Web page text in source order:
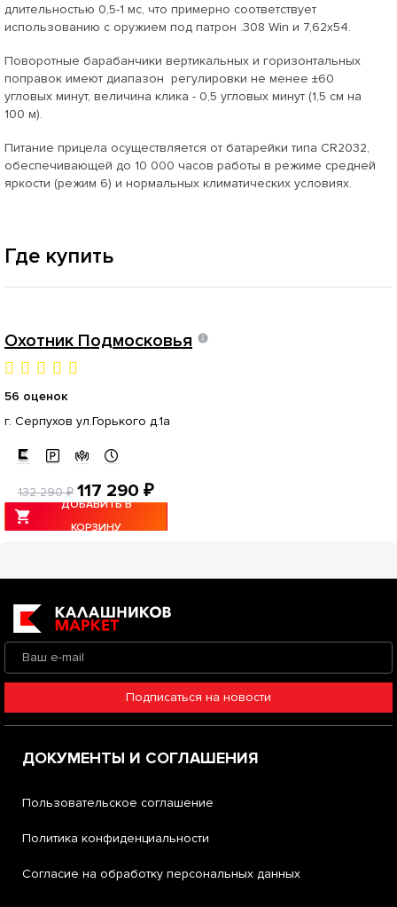
длительностью 0,5-1 мс, что примерно соответствует
использованию с оружием под патрон .308 Win и 7,62х54.
Поворотные барабанчики вертикальных и горизонтальных
поправок имеют диапазон регулировки не менее ±60
угловых минут, величина клика - 0,5 угловых минут (1,5 см на
100 м).
Питание прицела осуществляется от батарейки типа CR2032,
обеспечивающей до 10 000 часов работы в режиме средней
яркости (режим 6) и нормальных климатических условиях.
Где купить
Охотник Подмосковья
56 оценок
г. Серпухов ул.Горького д.1а
132 290 ₽ 117 290 ₽
ДОБАВИТЬ В
КОРЗИНУ
Подписаться на новости
ДОКУМЕНТЫ И СОГЛАШЕНИЯ
Пользовательское соглашение
Политика конфиденциальности
Согласие на обработку персональных данных